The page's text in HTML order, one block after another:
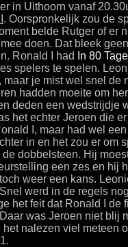
in Uithoorn vanaf
. Oorspronkelijk zou de
belde Rutger of er
doen. Dat bleek
Ronald I had
In 80
spelers te spelen.
je mist wel snel de
hadden moeite om
deden een wedstrijdje
het echter Jeroen die
I, maar had wel
in en het zou er om
dobbelsteen. Hij
een zes en hij
weer een kans.
werd in de regels
het feit dat Ronald I de
was Jeroen niet blij
nalezen viel meteen